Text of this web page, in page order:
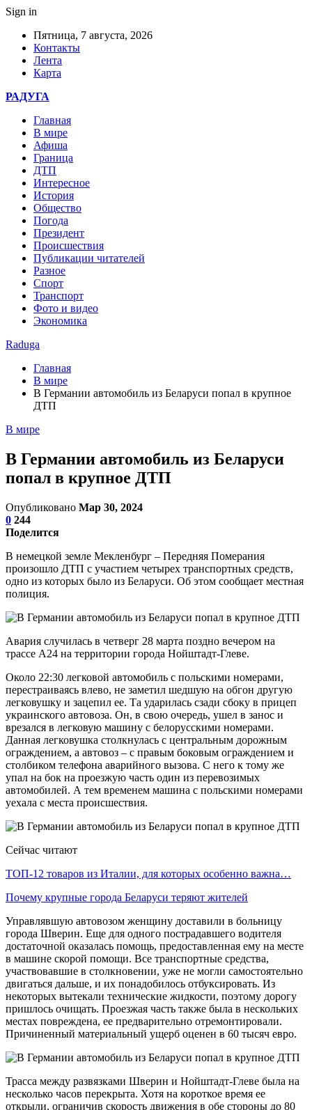
Sign in
Пятница, 7 августа, 2026
Контакты
Лента
Карта
РАДУГА
Главная
В мире
Афиша
Граница
ДТП
Интересное
История
Общество
Погода
Президент
Происшествия
Публикации читателей
Разное
Спорт
Транспорт
Фото и видео
Экономика
Raduga
Главная
В мире
В Германии автомобиль из Беларуси попал в крупное
ДТП
В мире
В Германии автомобиль из Беларуси
попал в крупное ДТП
Опубликовано Мар 30, 2024
0 244
Поделится
В немецкой земле Мекленбург – Передняя Померания
произошло ДТП с участием четырех транспортных средств,
одно из которых было из Беларуси. Об этом сообщает местная
полиция.
Авария случилась в четверг 28 марта поздно вечером на
трассе А24 на территории города Нойштадт-Глеве.
Около 22:30 легковой автомобиль с польскими номерами,
перестраиваясь влево, не заметил шедшую на обгон другую
легковушку и зацепил ее. Та ударилась сзади сбоку в прицеп
украинского автовоза. Он, в свою очередь, ушел в занос и
врезался в легковую машину с белорусскими номерами.
Данная легковушка столкнулась с центральным дорожным
ограждением, а автовоз – с правым боковым ограждением и
столбиком телефона аварийного вызова. С него к тому же
упал на бок на проезжую часть один из перевозимых
автомобилей. А тем временем машина с польскими номерами
уехала с места происшествия.
Сейчас читают
ТОП-12 товаров из Италии, для которых особенно важна…
Почему крупные города Беларуси теряют жителей
Управлявшую автовозом женщину доставили в больницу
города Шверин. Еще для одного пострадавшего водителя
достаточной оказалась помощь, предоставленная ему на месте
в машине скорой помощи. Все транспортные средства,
участвовавшие в столкновении, уже не могли самостоятельно
двигаться дальше, и их понадобилось отбуксировать. Из
некоторых вытекали технические жидкости, поэтому дорогу
пришлось очищать. Проезжая часть также была в нескольких
местах повреждена, ее предварительно отремонтировали.
Причиненный материальный ущерб оценен в 60 тысяч евро.
Трасса между развязками Шверин и Нойштадт-Глеве была на
несколько часов перекрыта. Хотя на короткое время ее
открыли, ограничив скорость движения в обе стороны до 80